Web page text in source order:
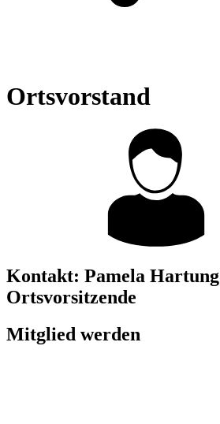
Ortsvorstand
Kontakt: Pamela Hartung
Ortsvorsitzende
Mitglied werden